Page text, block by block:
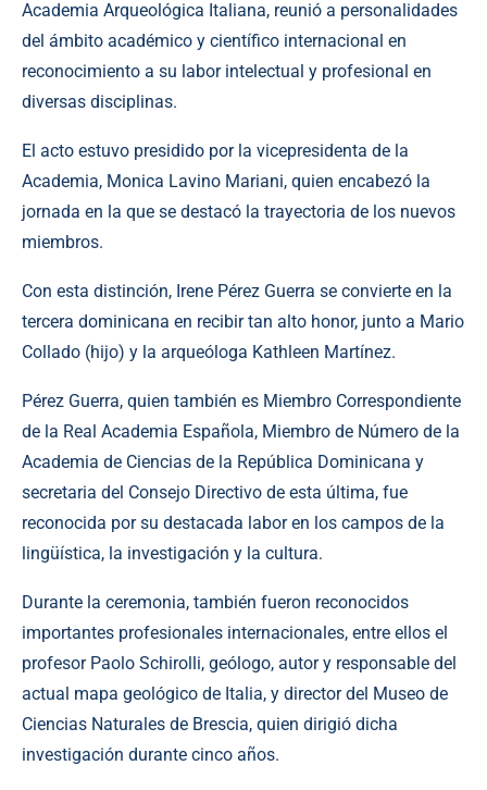
Academia Arqueológica Italiana, reunió a personalidades
del ámbito académico y científico internacional en
reconocimiento a su labor intelectual y profesional en
diversas disciplinas.
El acto estuvo presidido por la vicepresidenta de la
Academia, Monica Lavino Mariani, quien encabezó la
jornada en la que se destacó la trayectoria de los nuevos
miembros.
Con esta distinción, Irene Pérez Guerra se convierte en la
tercera dominicana en recibir tan alto honor, junto a Mario
Collado (hijo) y la arqueóloga Kathleen Martínez.
Pérez Guerra, quien también es Miembro Correspondiente
de la Real Academia Española, Miembro de Número de la
Academia de Ciencias de la República Dominicana y
secretaria del Consejo Directivo de esta última, fue
reconocida por su destacada labor en los campos de la
lingüística, la investigación y la cultura.
Durante la ceremonia, también fueron reconocidos
importantes profesionales internacionales, entre ellos el
profesor Paolo Schirolli, geólogo, autor y responsable del
actual mapa geológico de Italia, y director del Museo de
Ciencias Naturales de Brescia, quien dirigió dicha
investigación durante cinco años.